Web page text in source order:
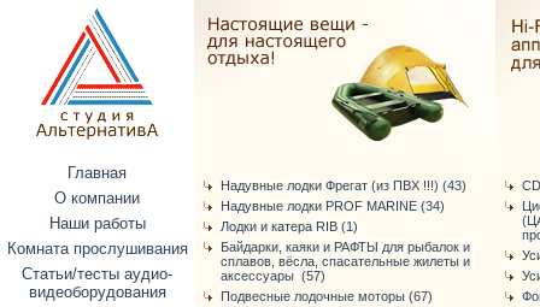
Главная
О компании
Наши работы
Комната прослушивания
Статьи/тесты аудио-
видеоборудования
Надувные лодки Фрегат (из ПВХ !!!) (43)
Надувные лодки PROF MARINE (34)
Лодки и катера RIB (1)
Байдарки, каяки и РАФТЫ для рыбалок и
сплавов, вёсла, спасательные жилеты и
аксессуары (57)
Подвесные лодочные моторы (67)